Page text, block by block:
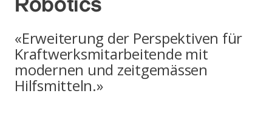
Robotics
«Erweiterung der Perspektiven für
Kraftwerksmitarbeitende mit
modernen und zeitgemässen
Hilfsmitteln.»